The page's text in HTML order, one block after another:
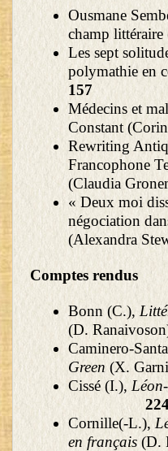
Ousmane
champ
Les sept
polymathie en
157
Médecins et
Constant
Rewriting
Francophone
(Claudia
« Deux moi
négociation
(Alexandra
Comptes rendus
Bonn (C.),
(D.
Caminero-
Green (X.
Cissé (I.),
Cornille(-L.),
en français (D.